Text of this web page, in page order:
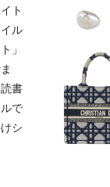
ト
ル
」
書
で
シ